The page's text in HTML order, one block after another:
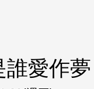
誰愛作夢